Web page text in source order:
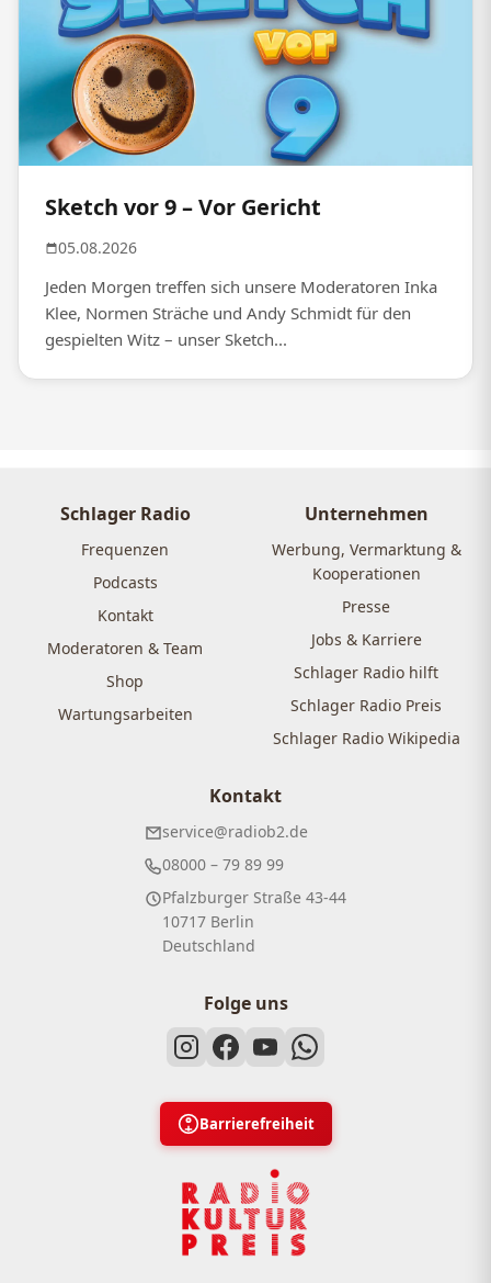
Sketch vor 9 – Vor Gericht
05.08.2026
Jeden Morgen treffen sich unsere Moderatoren Inka
Klee, Normen Sträche und Andy Schmidt für den
gespielten Witz – unser Sketch...
Schlager Radio
Frequenzen
Podcasts
Kontakt
Moderatoren & Team
Shop
Wartungsarbeiten
Unternehmen
Werbung, Vermarktung &
Kooperationen
Presse
Jobs & Karriere
Schlager Radio hilft
Schlager Radio Preis
Schlager Radio Wikipedia
Kontakt
service@radiob2.de
08000 – 79 89 99
Pfalzburger Straße 43-44
10717 Berlin
Deutschland
Folge uns
Barrierefreiheit